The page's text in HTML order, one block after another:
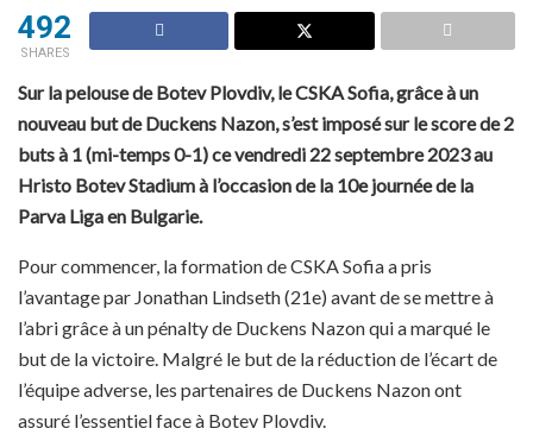
492
SHARES
Sur la pelouse de Botev Plovdiv, le CSKA Sofia, grâce à un
nouveau but de Duckens Nazon, s’est imposé sur le score de 2
buts à 1 (mi-temps 0-1) ce vendredi 22 septembre 2023 au
Hristo Botev Stadium à l’occasion de la 10e journée de la
Parva Liga en Bulgarie.
Pour commencer, la formation de CSKA Sofia a pris
l’avantage par Jonathan Lindseth (21e) avant de se mettre à
l’abri grâce à un pénalty de Duckens Nazon qui a marqué le
but de la victoire. Malgré le but de la réduction de l’écart de
l’équipe adverse, les partenaires de Duckens Nazon ont
assuré l’essentiel face à Botev Plovdiv.